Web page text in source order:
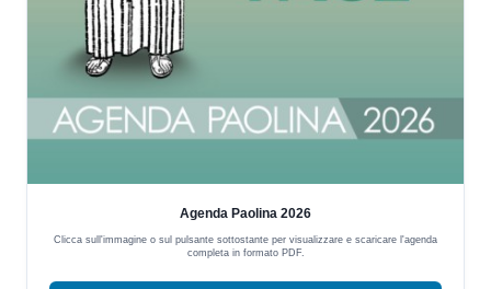
Agenda Paolina 2026
Clicca sull'immagine o sul pulsante sottostante per visualizzare e scaricare l'agenda
completa in formato PDF.